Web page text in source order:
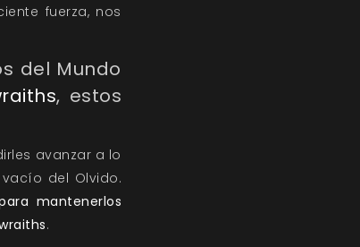
fuerza, nos
del Mundo
, estos
avanzar a lo
del Olvido.
mantenerlos
.